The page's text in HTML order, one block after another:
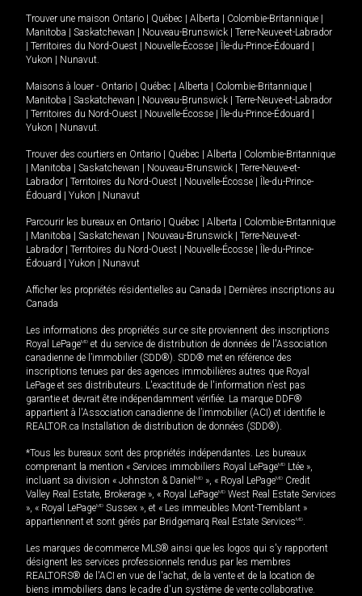
Trouver une maison Ontario | Québec | Alberta | Colombie-Britannique |
Manitoba | Saskatchewan | Nouveau-Brunswick | Terre-Neuve-et-Labrador
| Territoires du Nord-Ouest | Nouvelle-Écosse | Île-du-Prince-Édouard |
Yukon | Nunavut
Maisons à louer - Ontario | Québec | Alberta | Colombie-Britannique |
Manitoba | Saskatchewan | Nouveau-Brunswick | Terre-Neuve-et-Labrador
| Territoires du Nord-Ouest | Nouvelle-Écosse | Île-du-Prince-Édouard |
Yukon | Nunavut
Trouver des courtiers en Ontario | Québec | Alberta | Colombie-Britannique
| Manitoba | Saskatchewan | Nouveau-Brunswick | Terre-Neuve-et-
Labrador | Territoires du Nord-Ouest | Nouvelle-Écosse | Île-du-Prince-
Édouard | Yukon | Nunavut
Parcourir les bureaux en Ontario | Québec | Alberta | Colombie-Britannique
| Manitoba | Saskatchewan | Nouveau-Brunswick | Terre-Neuve-et-
Labrador | Territoires du Nord-Ouest | Nouvelle-Écosse | Île-du-Prince-
Édouard | Yukon | Nunavut
Afficher les propriétés résidentielles au Canada | Dernières inscriptions au
Canada
Les informations des propriétés sur ce site proviennent des inscriptions
Royal LePageMD et du service de distribution de données de l'Association
canadienne de l’immobilier (SDD®). SDD® met en référence des
inscriptions tenues par des agences immobilières autres que Royal
LePage et ses distributeurs. L'exactitude de l'information n'est pas
garantie et devrait être indépendamment vérifiée. La marque DDF®
appartient à l'Association canadienne de l’immobilier (ACI) et identifie le
REALTOR.ca Installation de distribution de données (SDD®).
*Tous les bureaux sont des propriétés indépendantes. Les bureaux
comprenant la mention « Services immobiliers Royal LePageMD Ltée »,
incluant sa division « Johnston & Daniel MD », « Royal LePageMD Credit
Valley Real Estate, Brokerage », « Royal LePageMD West Real Estate Services
», « Royal LePageMD Sussex », et « Les immeubles Mont-Tremblant »
appartiennent et sont gérés par Bridgemarq Real Estate ServicesMD
Les marques de commerce MLS® ainsi que les logos qui s'y rapportent
désignent les services professionnels rendus par les membres
REALTORS® de l'ACI en vue de l'achat, de la vente et de la location de
biens immobiliers dans le cadre d'un système de vente collaborative.